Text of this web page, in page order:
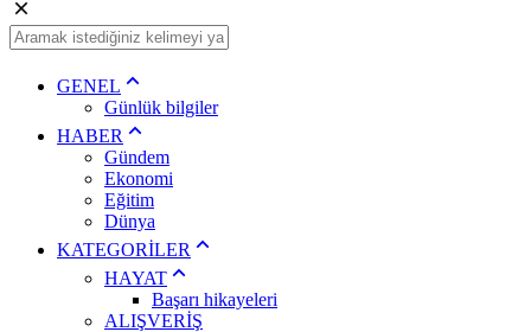
GENEL
Günlük bilgiler
HABER
Gündem
Ekonomi
Eğitim
Dünya
KATEGORİLER
HAYAT
Başarı hikayeleri
ALIŞVERİŞ